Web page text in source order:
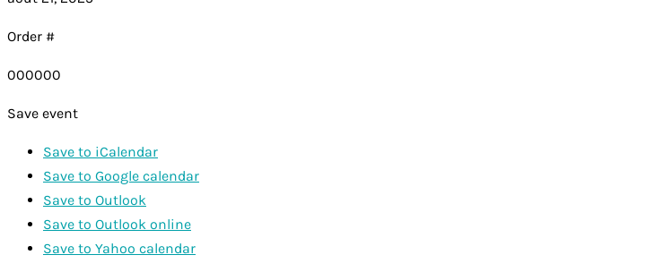
Order #
000000
Save event
Save to iCalendar
Save to Google calendar
Save to Outlook
Save to Outlook online
Save to Yahoo calendar